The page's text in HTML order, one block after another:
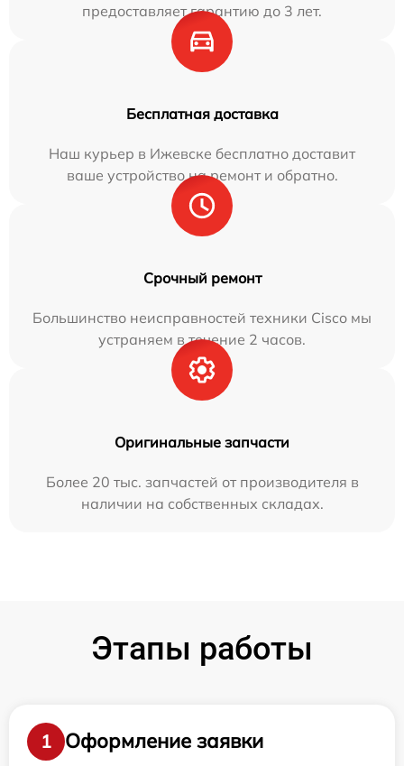
предоставляет гарантию до 3 лет.
Бесплатная доставка
Наш курьер в Ижевске бесплатно доставит
ваше устройство на ремонт и обратно.
Срочный ремонт
Большинство неисправностей техники Cisco мы
устраняем в течение 2 часов.
Оригинальные запчасти
Более 20 тыс. запчастей от производителя в
наличии на собственных складах.
Этапы работы
1
Оформление заявки